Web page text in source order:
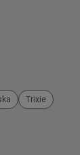
Trixie